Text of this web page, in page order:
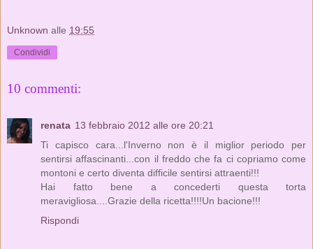
Unknown alle 19:55
Condividi
10 commenti:
renata 13 febbraio 2012 alle ore 20:21
Ti capisco cara...l'Inverno non è il miglior periodo per
sentirsi affascinanti...con il freddo che fa ci copriamo come
montoni e certo diventa difficile sentirsi attraenti!!!
Hai fatto bene a concederti questa torta
meravigliosa....Grazie della ricetta!!!!Un bacione!!!
Rispondi